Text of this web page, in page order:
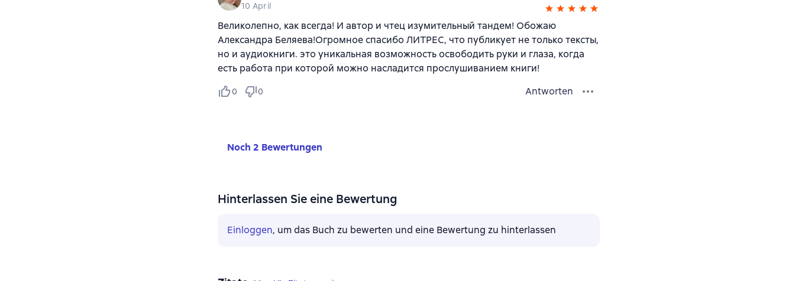
10 April
Великолепно, как всегда! И автор и чтец изумительный тандем! Обожаю
Александра Беляева!Огромное спасибо ЛИТРЕС, что публикует не только тексты,
но и аудиокниги. это уникальная возможность освободить руки и глаза, когда
есть работа при которой можно насладится прослушиванием книги!
0 0 Antworten
Noch 2 Bewertungen
Hinterlassen Sie eine Bewertung
Einloggen, um das Buch zu bewerten und eine Bewertung zu hinterlassen